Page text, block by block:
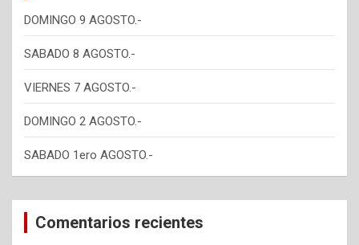
DOMINGO 9 AGOSTO.-
SABADO 8 AGOSTO.-
VIERNES 7 AGOSTO.-
DOMINGO 2 AGOSTO.-
SABADO 1ero AGOSTO.-
Comentarios recientes